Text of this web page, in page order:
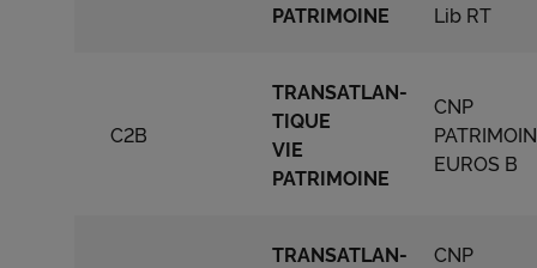
PATRIMOINE
Lib RT
C2B
TRANSATLAN-
TIQUE
VIE
PATRIMOINE
CNP
EUROS B
TRANSATLAN-
CNP